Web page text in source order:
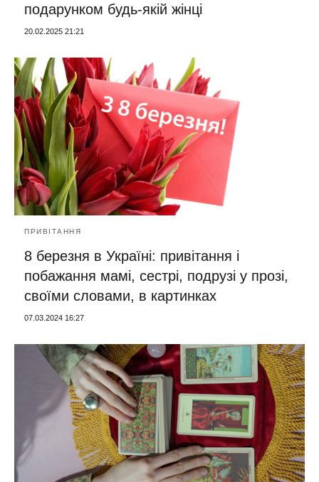
подарунком будь-якій жінці
20.02.2025 21:21
ПРИВІТАННЯ
8 березня в Україні: привітання і
побажання мамі, сестрі, подрузі у прозі,
своїми словами, в картинках
07.03.2024 16:27